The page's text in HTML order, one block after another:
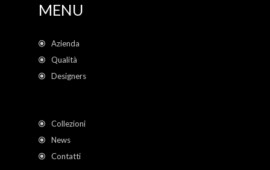
MENU
Azienda
Qualità
Designers
Collezioni
News
Contatti